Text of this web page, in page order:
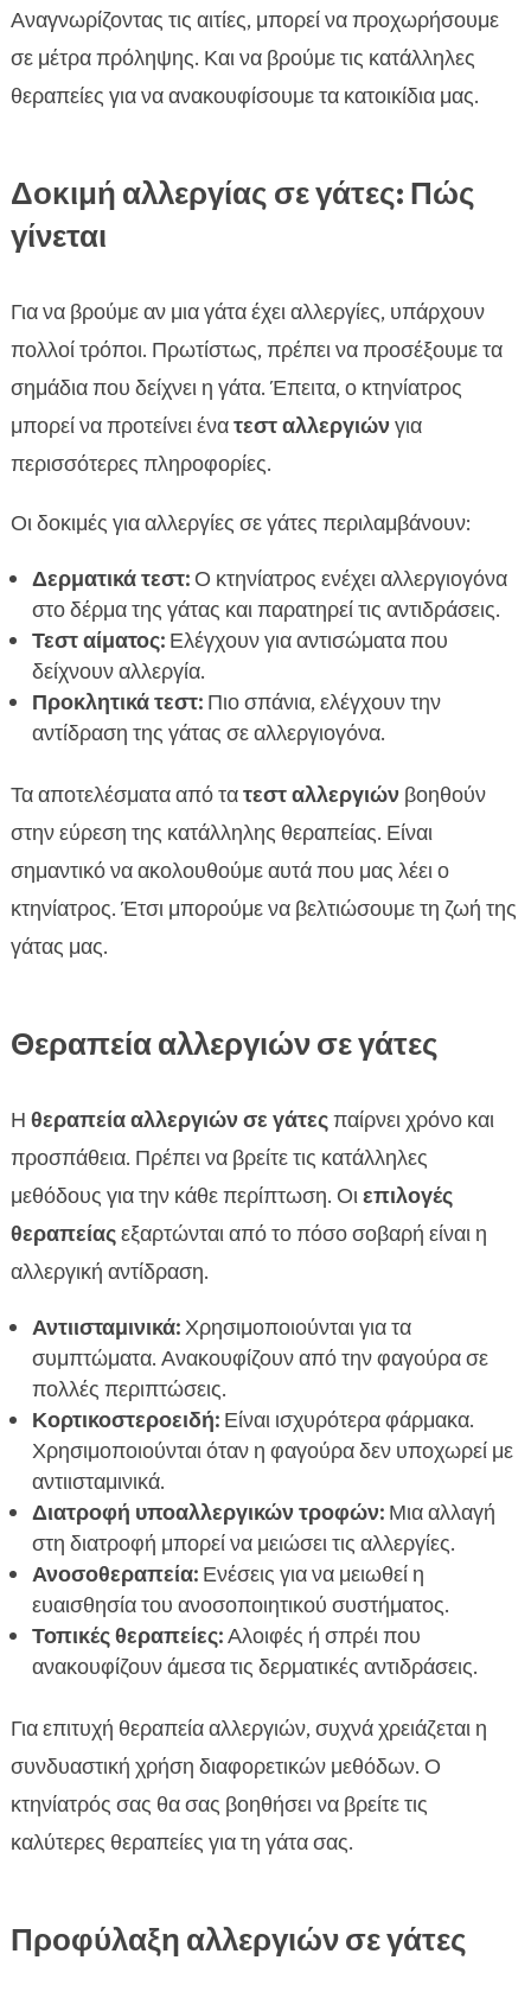
Αναγνωρίζοντας τις αιτίες, μπορεί να προχωρήσουμε
σε μέτρα πρόληψης. Και να βρούμε τις κατάλληλες
θεραπείες για να ανακουφίσουμε τα κατοικίδια μας.
Δοκιμή αλλεργίας σε γάτες: Πώς
γίνεται
Για να βρούμε αν μια γάτα έχει αλλεργίες, υπάρχουν
πολλοί τρόποι. Πρωτίστως, πρέπει να προσέξουμε τα
σημάδια που δείχνει η γάτα. Έπειτα, ο κτηνίατρος
μπορεί να προτείνει ένατεστ αλλεργιώνγια
περισσότερες πληροφορίες.
Οι δοκιμές για αλλεργίες σε γάτες περιλαμβάνουν:
Δερματικά τεστ:Ο κτηνίατρος ενέχει αλλεργιογόνα
στο δέρμα της γάτας και παρατηρεί τις αντιδράσεις.
Τεστ αίματος:Ελέγχουν για αντισώματα που
δείχνουν αλλεργία.
Προκλητικά τεστ:Πιο σπάνια, ελέγχουν την
αντίδραση της γάτας σε αλλεργιογόνα.
Τα αποτελέσματα από τατεστ αλλεργιώνβοηθούν
στην εύρεση της κατάλληλης θεραπείας. Είναι
σημαντικό να ακολουθούμε αυτά που μας λέει ο
κτηνίατρος. Έτσι μπορούμε να βελτιώσουμε τη ζωή της
γάτας μας.
Θεραπεία αλλεργιών σε γάτες
Η θεραπεία αλλεργιών σε γάτεςπαίρνει χρόνο και
προσπάθεια. Πρέπει να βρείτε τις κατάλληλες
μεθόδους για την κάθε περίπτωση. Οιεπιλογές
θεραπείαςεξαρτώνται από το πόσο σοβαρή είναι η
αλλεργική αντίδραση.
Αντιισταμινικά:Χρησιμοποιούνται για τα
συμπτώματα. Ανακουφίζουν από την φαγούρα σε
πολλές περιπτώσεις.
Κορτικοστεροειδή:Είναι ισχυρότερα φάρμακα.
Χρησιμοποιούνται όταν η φαγούρα δεν υποχωρεί με
αντιισταμινικά.
Διατροφή υποαλλεργικών τροφών:Μια αλλαγή
στη διατροφή μπορεί να μειώσει τις αλλεργίες.
Ανοσοθεραπεία:Ενέσεις για να μειωθεί η
ευαισθησία του ανοσοποιητικού συστήματος.
Τοπικές θεραπείες:Αλοιφές ή σπρέι που
ανακουφίζουν άμεσα τις δερματικές αντιδράσεις.
Για επιτυχή θεραπεία αλλεργιών, συχνά χρειάζεται η
συνδυαστική χρήση διαφορετικών μεθόδων. Ο
κτηνίατρός σας θα σας βοηθήσει να βρείτε τις
καλύτερες θεραπείες για τη γάτα σας.
Προφύλαξη αλλεργιών σε γάτες